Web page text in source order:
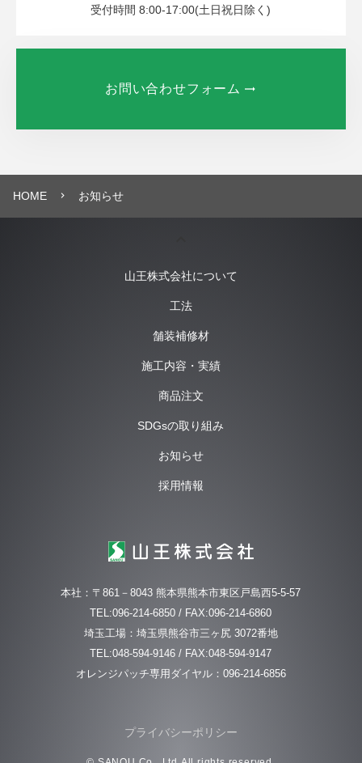
受付時間 8:00-17:00(土日祝日除く)
お問い合わせフォーム
HOME navigate_next お知らせ
山王株式会社について
工法
舗装補修材
施工内容・実績
商品注文
SDGsの取り組み
お知らせ
採用情報
本社：〒861－8043 熊本県熊本市東区戸島西5-5-57
TEL:096-214-6850 / FAX:096-214-6860
埼玉工場：埼玉県熊谷市三ヶ尻 3072番地
TEL:048-594-9146 / FAX:048-594-9147
オレンジパッチ専用ダイヤル：096-214-6856
プライバシーポリシー